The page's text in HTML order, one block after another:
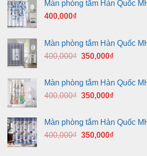
Màn phòng tắm Hàn Quốc
400,000₫
Màn phòng tắm Hàn Quốc
400,000₫ Giá
400,000₫.
350,000₫Giá
là:
350,000₫.
Màn phòng tắm Hàn Quốc
400,000₫ Giá
400,000₫.
350,000₫Giá
là:
350,000₫.
Màn phòng tắm Hàn Quốc
400,000₫ Giá
350,000₫Giá